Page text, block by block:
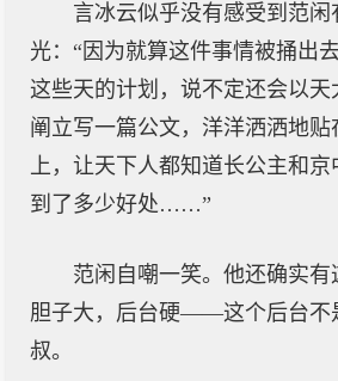
言冰云似乎没有感受到范闲
光：“因为就算这件事情被捅
这些天的计划，说不定还会以天
阐立写一篇公文，洋洋洒洒地
上，让天下人都知道长公主和
到了多少好处……”
范闲自嘲一笑。他还确实
胆子大，后台硬——这个后台不
叔。